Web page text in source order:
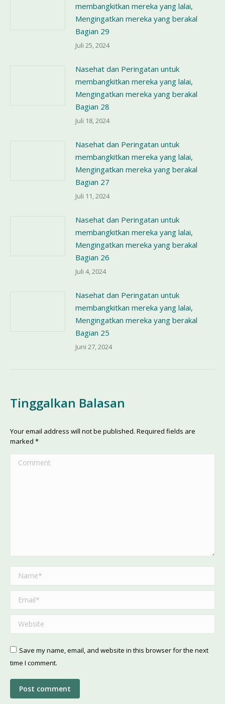
membangkitkan mereka yang lalai,
Mengingatkan mereka yang berakal
Bagian 29
Juli 25, 2024
Nasehat dan Peringatan untuk
membangkitkan mereka yang lalai,
Mengingatkan mereka yang berakal
Bagian 28
Juli 18, 2024
Nasehat dan Peringatan untuk
membangkitkan mereka yang lalai,
Mengingatkan mereka yang berakal
Bagian 27
Juli 11, 2024
Nasehat dan Peringatan untuk
membangkitkan mereka yang lalai,
Mengingatkan mereka yang berakal
Bagian 26
Juli 4, 2024
Nasehat dan Peringatan untuk
membangkitkan mereka yang lalai,
Mengingatkan mereka yang berakal
Bagian 25
Juni 27, 2024
Tinggalkan Balasan
Your email address will not be published. Required fields are
marked *
Comment
Name *
Email *
Website
Save my name, email, and website in this browser for the next
time I comment.
Post comment